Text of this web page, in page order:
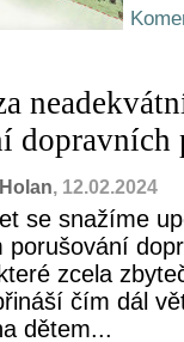
dopravních
, 12.02.2024
se snažíme
porušování
zcela
čím dál
dětem...